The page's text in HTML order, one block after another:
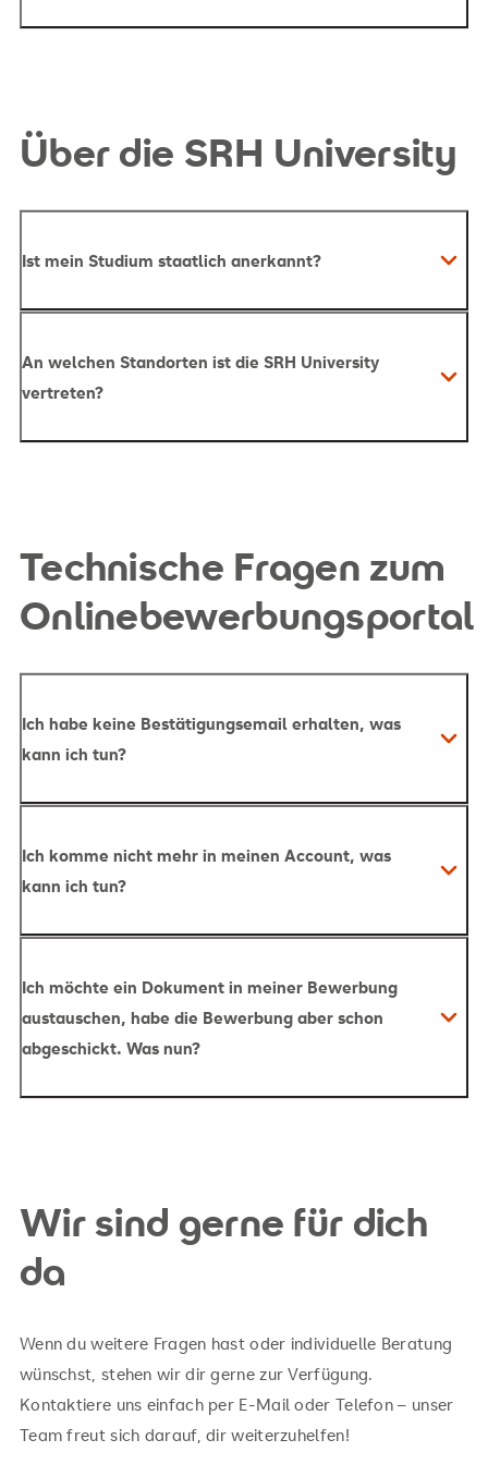
Über die SRH University
Ist mein Studium staatlich anerkannt?
An welchen Standorten ist die SRH University
vertreten?
Technische Fragen zum
Onlinebewerbungsportal
Ich habe keine Bestätigungsemail erhalten, was
kann ich tun?
email@srh.de
Ich komme nicht mehr in meinen Account, was
kann ich tun?
Ich möchte ein Dokument in meiner Bewerbung
austauschen, habe die Bewerbung aber schon
abgeschickt. Was nun?
Wir sind gerne für dich
da
Wenn du weitere Fragen hast oder individuelle Beratung
wünschst, stehen wir dir gerne zur Verfügung.
Kontaktiere uns einfach per E-Mail oder Telefon – unser
Team freut sich darauf, dir weiterzuhelfen!